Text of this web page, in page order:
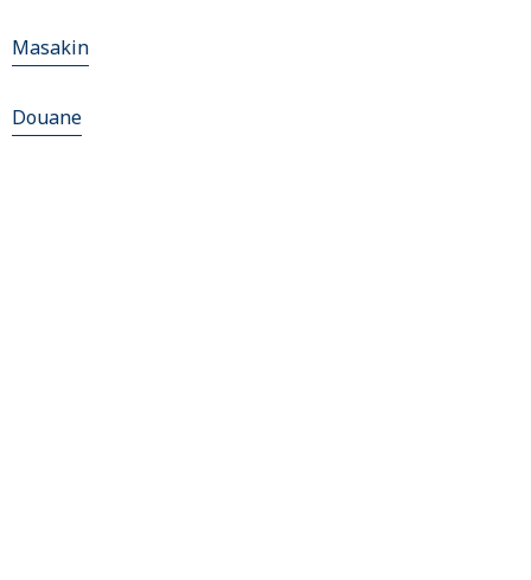
Masakin
Douane